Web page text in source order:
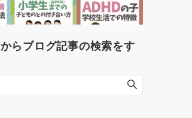
らブログ記事の検索をす